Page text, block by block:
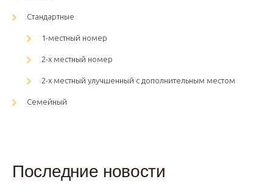
Стандартные
1-местный номер
2-х местный номер
2-х местный улучшенный с дополнительным местом
Семейный
Последние новости